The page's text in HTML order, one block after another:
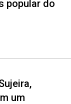
popular do
um